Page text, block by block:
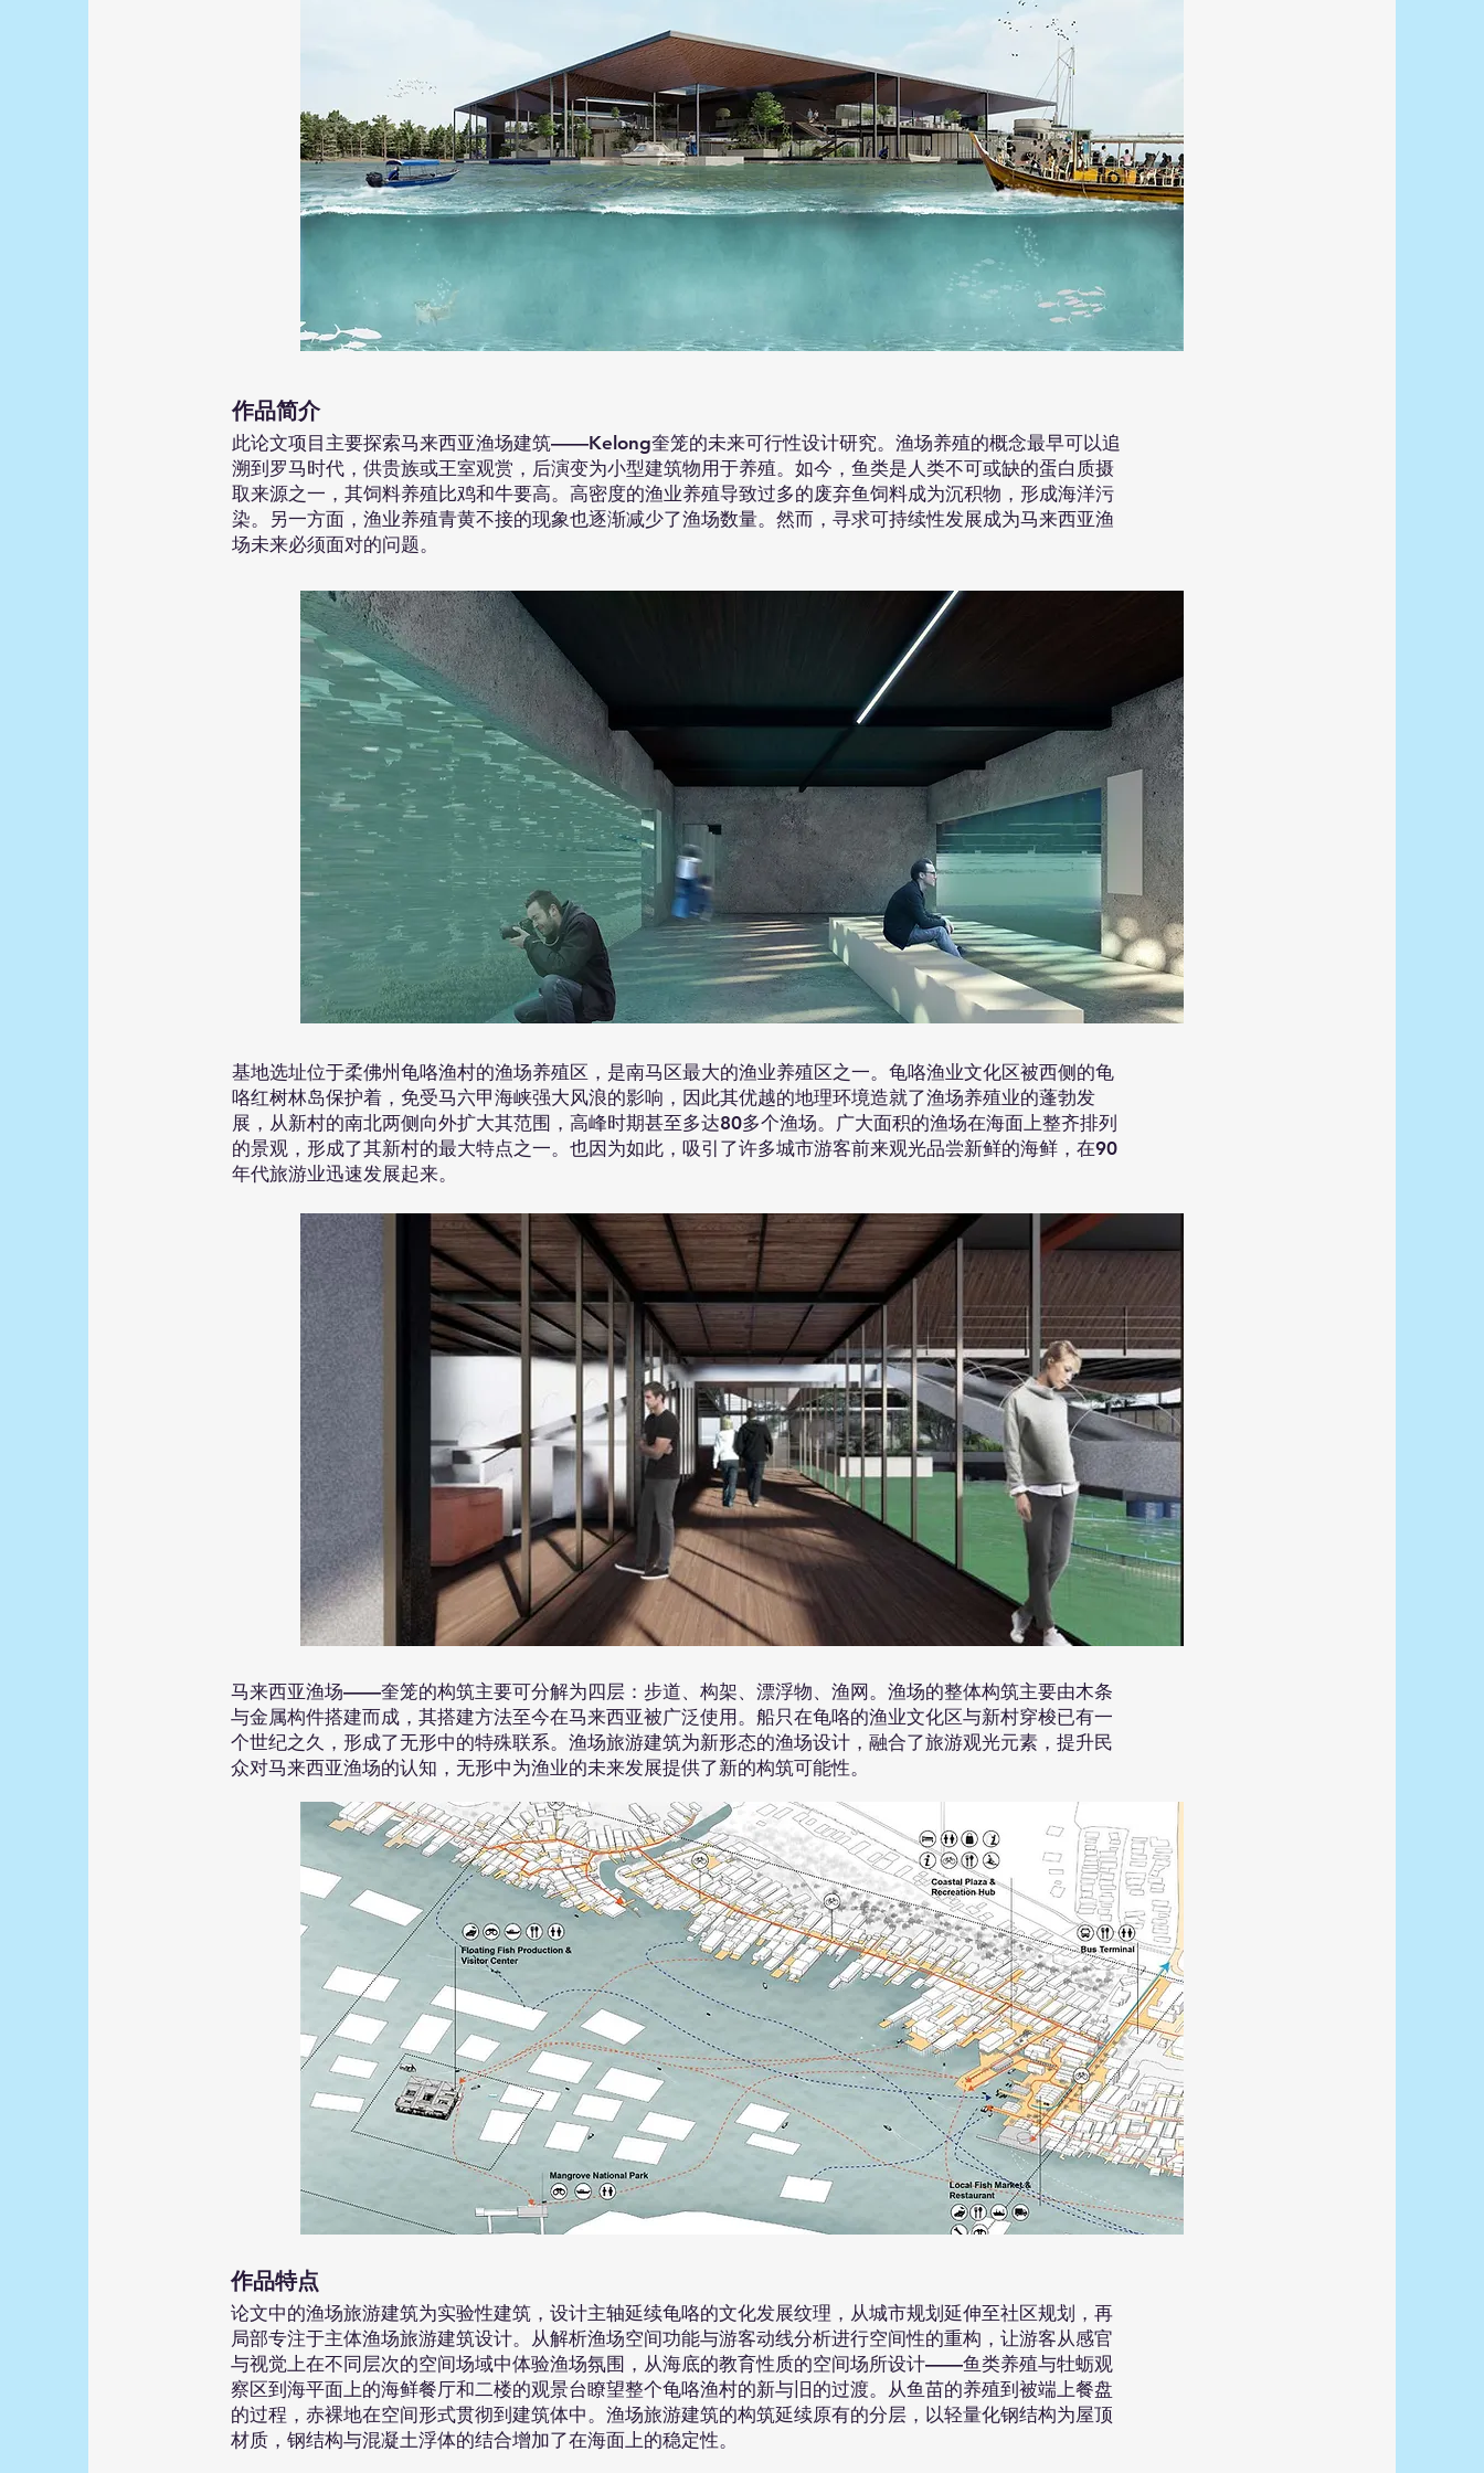
​作品简介
此论文项目主要探索马来西亚渔场建筑——Kelong奎笼的未来可行性设计研究。渔场养殖的概念最早可以追
溯到罗马时代，供贵族或王室观赏，后演变为小型建筑物用于养殖。如今，鱼类是人类不可或缺的蛋白质摄
取来源之一，其饲料养殖比鸡和牛要高。高密度的渔业养殖导致过多的废弃鱼饲料成为沉积物，形成海洋污
染。另一方面，渔业养殖青黄不接的现象也逐渐减少了渔场数量。然而，寻求可持续性发展成为马来西亚渔
场未来必须面对的问题。
基地选址位于柔佛州龟咯渔村的渔场养殖区，是南马区最大的渔业养殖区之一。龟咯渔业文化区被西侧的龟
咯红树林岛保护着，免受马六甲海峡强大风浪的影响，因此其优越的地理环境造就了渔场养殖业的蓬勃发
展，从新村的南北两侧向外扩大其范围，高峰时期甚至多达80多个渔场。广大面积的渔场在海面上整齐排列
的景观，形成了其新村的最大特点之一。也因为如此，吸引了许多城市游客前来观光品尝新鲜的海鲜，在90
年代旅游业迅速发展起来。
马来西亚渔场——奎笼的构筑主要可分解为四层：步道、构架、漂浮物、渔网。渔场的整体构筑主要由木条
与金属构件搭建而成，其搭建方法至今在马来西亚被广泛使用。船只在龟咯的渔业文化区与新村穿梭已有一
个世纪之久，形成了无形中的特殊联系。渔场旅游建筑为新形态的渔场设计，融合了旅游观光元素，提升民
众对马来西亚渔场的认知，无形中为渔业的未来发展提供了新的构筑可能性。
​作品特点
论文中的渔场旅游建筑为实验性建筑，设计主轴延续龟咯的文化发展纹理，从城市规划延伸至社区规划，再
局部专注于主体渔场旅游建筑设计。从解析渔场空间功能与游客动线分析进行空间性的重构，让游客从感官
与视觉上在不同层次的空间场域中体验渔场氛围，从海底的教育性质的空间场所设计——鱼类养殖与牡蛎观
察区到海平面上的海鲜餐厅和二楼的观景台瞭望整个龟咯渔村的新与旧的过渡。从鱼苗的养殖到被端上餐盘
的过程，赤裸地在空间形式贯彻到建筑体中。渔场旅游建筑的构筑延续原有的分层，以轻量化钢结构为屋顶
材质，钢结构与混凝土浮体的结合增加了在海面上的稳定性。